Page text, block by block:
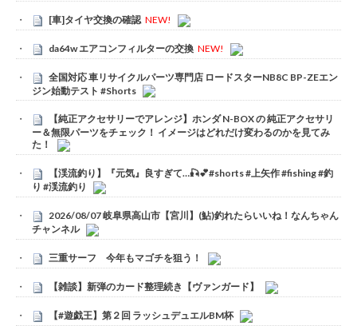
[車]タイヤ交換の確認 NEW!
da64w エアコンフィルターの交換 NEW!
全国対応 車リサイクルパーツ専門店 ロードスターNB8C BP-ZEエン
ジン始動テスト #Shorts
【純正アクセサリーでアレンジ】ホンダ N-BOX の 純正アクセサリ
ー＆無限パーツをチェック！ イメージはどれだけ変わるのかを見てみ
た！
【渓流釣り】『元気』良すぎて…🎣💕#shorts #上矢作 #fishing #釣
り #渓流釣り
2026/08/07 岐阜県高山市【宮川】(鮎)釣れたらいいね！なんちゃん
チャンネル
三重サーフ 今年もマゴチを狙う！
【雑談】新弾のカード整理続き【ヴァンガード】
【#遊戯王】第２回 ラッシュデュエルBM杯